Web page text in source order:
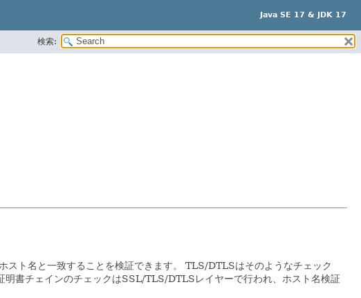
Java SE 17 & JDK 17
検索:
ト名と一致することを検証できます。
TLS/DTLSはそのようなチェック
明書チェインのチェックはSSL/TLS/DTLSレイヤーで行われ、ホスト名検証